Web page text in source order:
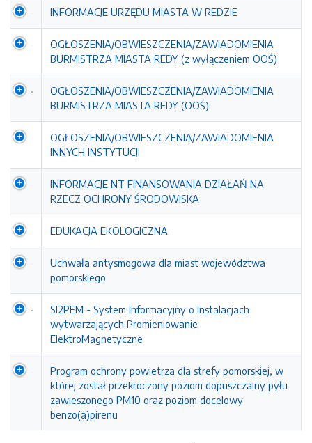
INFORMACJE URZĘDU MIASTA W REDZIE
OGŁOSZENIA/OBWIESZCZENIA/ZAWIADOMIENIA
BURMISTRZA MIASTA REDY (z wyłączeniem OOŚ)
OGŁOSZENIA/OBWIESZCZENIA/ZAWIADOMIENIA
BURMISTRZA MIASTA REDY (OOŚ)
OGŁOSZENIA/OBWIESZCZENIA/ZAWIADOMIENIA
INNYCH INSTYTUCJI
INFORMACJE NT FINANSOWANIA DZIAŁAŃ NA
RZECZ OCHRONY ŚRODOWISKA
EDUKACJA EKOLOGICZNA
Uchwała antysmogowa dla miast województwa
pomorskiego
SI2PEM - System Informacyjny o Instalacjach
wytwarzających Promieniowanie
ElektroMagnetyczne
Program ochrony powietrza dla strefy pomorskiej, w
której został przekroczony poziom dopuszczalny pyłu
zawieszonego PM10 oraz poziom docelowy
benzo(a)pirenu